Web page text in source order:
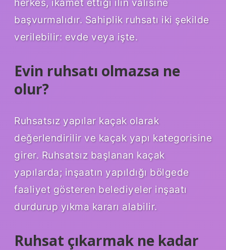
başvurmalıdır. Sahiplik ruhsatı iki şekilde
verilebilir: evde veya işte.
Evin ruhsatı olmazsa ne
olur?
Ruhsatsız yapılar kaçak olarak
değerlendirilir ve kaçak yapı kategorisine
girer. Ruhsatsız başlanan kaçak
yapılarda; inşaatın yapıldığı bölgede
faaliyet gösteren belediyeler inşaatı
durdurup yıkma kararı alabilir.
Ruhsat çıkarmak ne kadar